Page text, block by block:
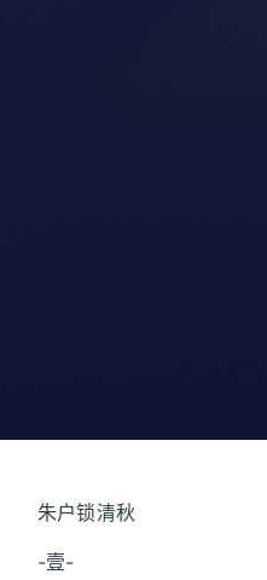
朱户锁清秋
-壹-